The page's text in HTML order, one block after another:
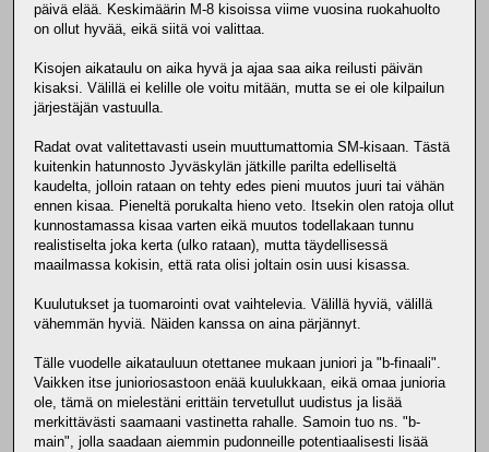
päivä elää. Keskimäärin M-8 kisoissa viime vuosina ruokahuolto
on ollut hyvää, eikä siitä voi valittaa.
Kisojen aikataulu on aika hyvä ja ajaa saa aika reilusti päivän
kisaksi. Välillä ei kelille ole voitu mitään, mutta se ei ole kilpailun
järjestäjän vastuulla.
Radat ovat valitettavasti usein muuttumattomia SM-kisaan. Tästä
kuitenkin hatunnosto Jyväskylän jätkille parilta edelliseltä
kaudelta, jolloin rataan on tehty edes pieni muutos juuri tai vähän
ennen kisaa. Pieneltä porukalta hieno veto. Itsekin olen ratoja ollut
kunnostamassa kisaa varten eikä muutos todellakaan tunnu
realistiselta joka kerta (ulko rataan), mutta täydellisessä
maailmassa kokisin, että rata olisi joltain osin uusi kisassa.
Kuulutukset ja tuomarointi ovat vaihtelevia. Välillä hyviä, välillä
vähemmän hyviä. Näiden kanssa on aina pärjännyt.
Tälle vuodelle aikatauluun otettanee mukaan juniori ja "b-finaali".
Vaikken itse junioriosastoon enää kuulukkaan, eikä omaa junioria
ole, tämä on mielestäni erittäin tervetullut uudistus ja lisää
merkittävästi saamaani vastinetta rahalle. Samoin tuo ns. "b-
main", jolla saadaan aiemmin pudonneille potentiaalisesti lisää